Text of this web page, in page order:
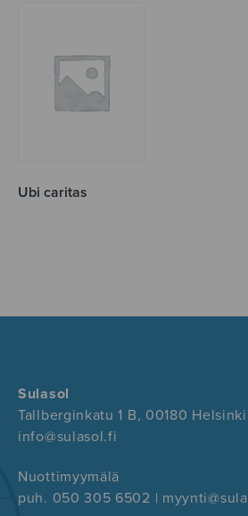
Ubi caritas
Sulasol
Tallberginkatu 1 B, 00180 Helsinki
info@sulasol.fi
Nuottimyymälä
puh. 050 305 6502 |